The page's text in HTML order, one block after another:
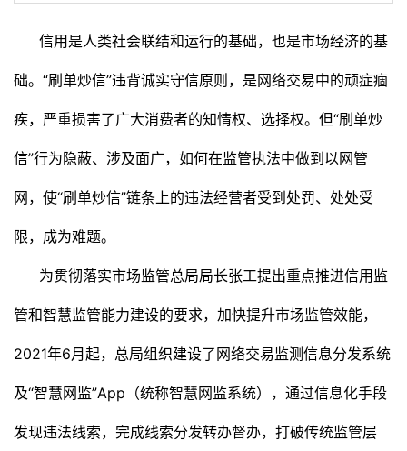
信用是人类社会联结和运行的基础，也是市场经济的基
础。“刷单炒信”违背诚实守信原则，是网络交易中的顽症痼
疾，严重损害了广大消费者的知情权、选择权。但“刷单炒
信”行为隐蔽、涉及面广，如何在监管执法中做到以网管
网，使“刷单炒信”链条上的违法经营者受到处罚、处处受
限，成为难题。
为贯彻落实市场监管总局局长张工提出重点推进信用监
管和智慧监管能力建设的要求，加快提升市场监管效能，
2021年6月起，总局组织建设了网络交易监测信息分发系统
及“智慧网监”App（统称智慧网监系统），通过信息化手段
发现违法线索，完成线索分发转办督办，打破传统监管层